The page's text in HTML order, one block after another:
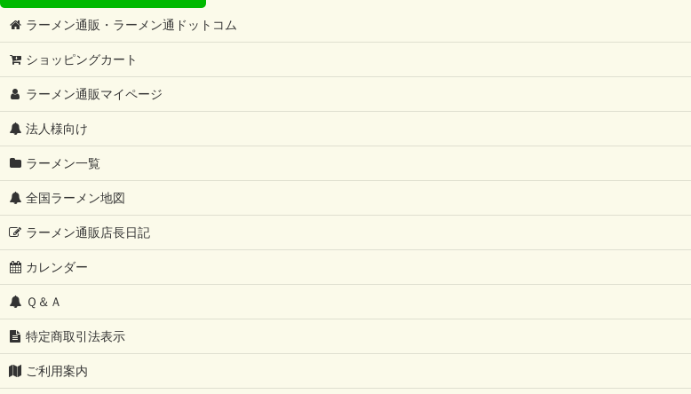
ラーメン通販・ラーメン通ドットコム
ショッピングカート
ラーメン通販マイページ
法人様向け
ラーメン一覧
全国ラーメン地図
ラーメン通販店長日記
カレンダー
Ｑ＆Ａ
特定商取引法表示
ご利用案内